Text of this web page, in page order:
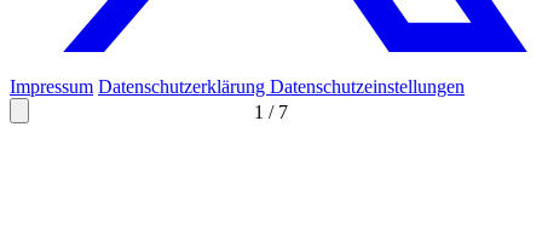
1 / 7
Impressum Datenschutzerklärung Datenschutzeinstellungen